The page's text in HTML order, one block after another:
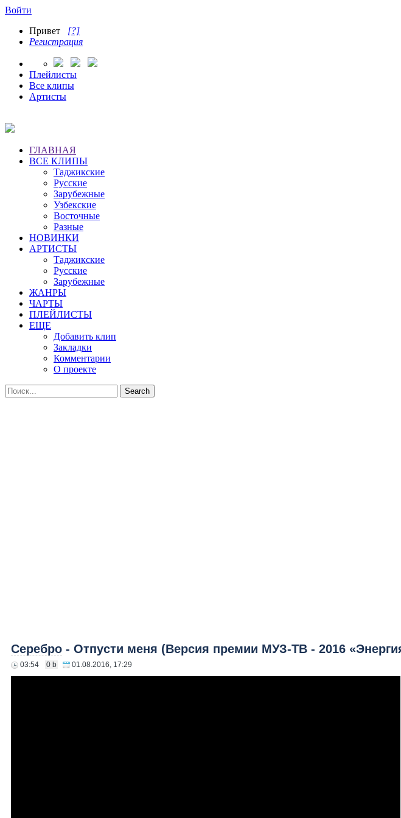
Войти
Привет [?]
Регистрация
Плейлисты
Все клипы
Артисты
ГЛАВНАЯ
ВСЕ КЛИПЫ
Таджикские
Русские
Зарубежные
Узбекские
Восточные
Разные
НОВИНКИ
АРТИСТЫ
Таджикские
Русские
Зарубежные
ЖАНРЫ
ЧАРТЫ
ПЛЕЙЛИСТЫ
ЕЩЕ
Добавить клип
Закладки
Комментарии
О проекте
Серебро - Отпусти меня (Версия премии МУЗ-ТВ - 2016
03:54 0 b 01.08.2016, 17:29